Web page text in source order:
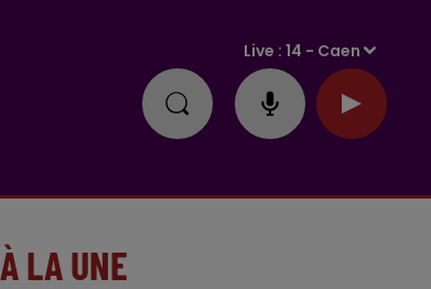
Live :14 - Caen
À LA UNE